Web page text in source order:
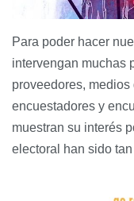
Para poder hacer
intervengan muchas
proveedores,
encuestadores y
muestran su interés
electoral han sido